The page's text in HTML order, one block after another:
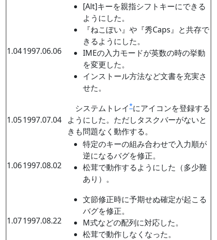
1.041997.06.06
[Alt]キーを親指シフトキーにできる
ようにした。
『ねこぽい』や『秀Caps』と共存で
きるようにした。
IMEの入力モードが英数の時の挙動
を変更した。
インストール方法など文書を充実さ
せた。
1.051997.07.04
システムトレイ*にアイコンを登録する
ようにした。ただしタスクバーがないと
きも問題なく動作する。
1.061997.08.02
特定のキーの組み合わせで入力順が
逆になるバグを修正。
松茸で動作するようにした（多少難
あり）。
1.071997.08.22
文節修正時に予期せぬ確定が起こる
バグを修正。
M式などの配列に対応した。
松茸で動作しなくなった。